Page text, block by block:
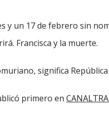
y un 17 de febrero sin
Francisca y la muerte.
significa
primero en